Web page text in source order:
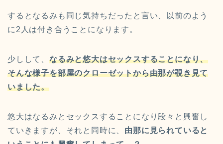
するとなるみも同じ気持ちだったと言い、以前のよう
に2人は付き合うことになります。
少しして、 なるみと悠大はセックスすることになり、
そんな様子を部屋のクローゼットから由那が覗き見て
いました。
悠大はなるみとセックスすることになり段々と興奮し
ていきますが、それと同時に、 由那に見られていると